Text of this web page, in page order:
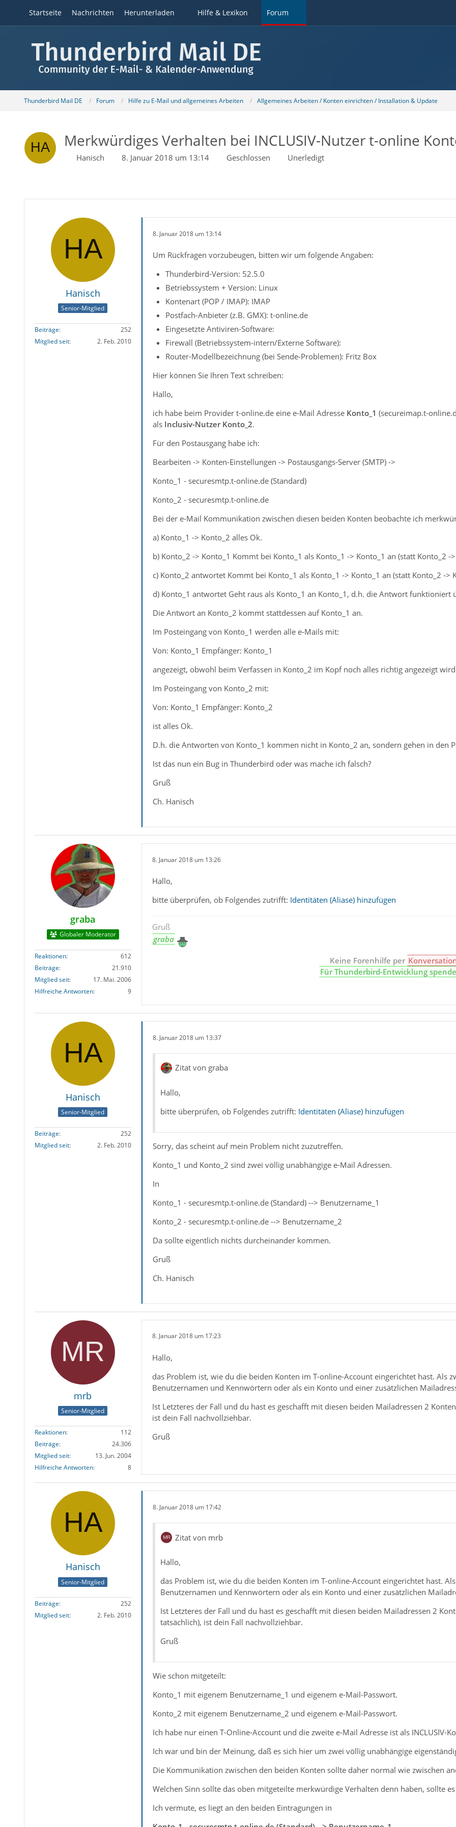
Startseite Nachrichten Herunterladen Hilfe & Lexikon Forum
Thunderbird Mail DE Forum Hilfe zu E-Mail und allgemeines Arbeiten Allgemeines Arbeiten / Konten einrichten / Installation & Update
Merkwürdiges Verhalten bei INCLUSIV-Nutzer t-online
Hanisch 8. Januar 2018 um 13:14 Geschlossen Unerledigt
Hanisch
Senior-Mitglied
Beiträge
252
Mitglied seit
2. Feb. 2010
8. Januar 2018 um 13:14
Um Rückfragen vorzubeugen, bitten wir um folgende Angaben:
Thunderbird-Version: 52.5.0
Betriebssystem + Version: Linux
Kontenart (POP / IMAP): IMAP
Postfach-Anbieter (z.B. GMX): t-online.de
Eingesetzte Antiviren-Software:
Firewall (Betriebssystem-intern/Externe Software):
Router-Modellbezeichnung (bei Sende-Problemen): Fritz Box
Hier können Sie Ihren Text schreiben:
Hallo,
ich habe beim Provider t-online.de eine e-Mail Adresse Konto_1 (secureimap.t-
als Inclusiv-Nutzer Konto_2.
Für den Postausgang habe ich:
Bearbeiten -> Konten-Einstellungen -> Postausgangs-Server (SMTP) ->
Konto_1 - securesmtp.t-online.de (Standard)
Konto_2 - securesmtp.t-online.de
Bei der e-Mail Kommunikation zwischen diesen beiden Konten beobachte ich
a) Konto_1 -> Konto_2 alles Ok.
b) Konto_2 -> Konto_1 Kommt bei Konto_1 als Konto_1 -> Konto_1 an (statt Konto_2 -
c) Konto_2 antwortet Kommt bei Konto_1 als Konto_1 -> Konto_1 an (statt Konto_2 ->
d) Konto_1 antwortet Geht raus als Konto_1 an Konto_1, d.h. die Antwort funktioniert
Die Antwort an Konto_2 kommt stattdessen auf Konto_1 an.
Im Posteingang von Konto_1 werden alle e-Mails mit:
Von: Konto_1 Empfänger: Konto_1
angezeigt, obwohl beim Verfassen in Konto_2 im Kopf noch alles richtig angezeigt
Im Posteingang von Konto_2 mit:
Von: Konto_1 Empfänger: Konto_2
ist alles Ok.
D.h. die Antworten von Konto_1 kommen nicht in Konto_2 an, sondern gehen in den
Ist das nun ein Bug in Thunderbird oder was mache ich falsch?
Gruß
Ch. Hanisch
graba
Globaler Moderator
Reaktionen
612
Beiträge
21.910
Mitglied seit
17. Mai. 2006
Hilfreiche Antworten
9
8. Januar 2018 um 13:26
Hallo,
bitte überprüfen, ob Folgendes zutrifft: Identitäten (Aliase) hinzufügen
Gruß
graba
Keine Forenhilfe per
Für Thunderbird-Entwicklung
Hanisch
Senior-Mitglied
Beiträge
252
Mitglied seit
2. Feb. 2010
8. Januar 2018 um 13:37
Zitat von graba
Hallo,
bitte überprüfen, ob Folgendes zutrifft: Identitäten (Aliase) hinzufügen
Sorry, das scheint auf mein Problem nicht zuzutreffen.
Konto_1 und Konto_2 sind zwei völlig unabhängige e-Mail Adressen.
In
Konto_1 - securesmtp.t-online.de (Standard) --> Benutzername_1
Konto_2 - securesmtp.t-online.de --> Benutzername_2
Da sollte eigentlich nichts durcheinander kommen.
Gruß
Ch. Hanisch
mrb
Senior-Mitglied
Reaktionen
112
Beiträge
24.306
Mitglied seit
13. Jun. 2004
Hilfreiche Antworten
8
8. Januar 2018 um 17:23
Hallo,
das Problem ist, wie du die beiden Konten im T-online-Account eingerichtet hast. Als
Benutzernamen und Kennwörtern oder als ein Konto und einer zusätzlichen
Ist Letzteres der Fall und du hast es geschafft mit diesen beiden Mailadressen 2
ist dein Fall nachvollziehbar.
Gruß
Hanisch
Senior-Mitglied
Beiträge
252
Mitglied seit
2. Feb. 2010
8. Januar 2018 um 17:42
Zitat von mrb
Hallo,
das Problem ist, wie du die beiden Konten im T-online-Account eingerichtet hast.
Benutzernamen und Kennwörtern oder als ein Konto und einer zusätzlichen
Ist Letzteres der Fall und du hast es geschafft mit diesen beiden Mailadressen 2
tatsächlich), ist dein Fall nachvollziehbar.
Gruß
Wie schon mitgeteilt:
Konto_1 mit eigenem Benutzername_1 und eigenem e-Mail-Passwort.
Konto_2 mit eigenem Benutzername_2 und eigenem e-Mail-Passwort.
Ich habe nur einen T-Online-Account und die zweite e-Mail Adresse ist als INCLUSIV-
Ich war und bin der Meinung, daß es sich hier um zwei völlig unabhängige
Die Kommunikation zwischen den beiden Konten sollte daher normal wie zwischen
Welchen Sinn sollte das oben mitgeteilte merkwürdige Verhalten denn haben, sollte
Ich vermute, es liegt an den beiden Eintragungen in